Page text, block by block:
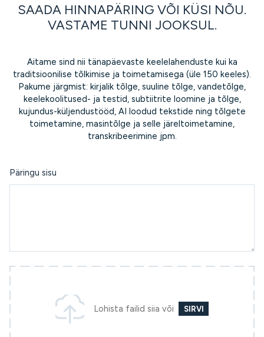
SAADA HINNAPÄRING VÕI KÜSI NÕU.
VASTAME TUNNI JOOKSUL.
Aitame sind nii tänapäevaste keelelahenduste kui ka
traditsioonilise tõlkimise ja toimetamisega (üle 150 keeles).
Pakume järgmist: kirjalik tõlge, suuline tõlge, vandetõlge,
keelekoolitused- ja testid, subtiitrite loomine ja tõlge,
kujundus-küljendustööd, AI loodud tekstide ning tõlgete
toimetamine, masintõlge ja selle järeltoimetamine,
transkribeerimine jpm.
Päringu sisu
Lohista failid siia või SIRVI